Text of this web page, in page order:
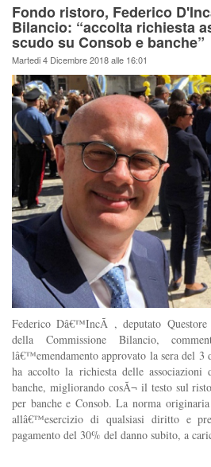
Fondo ristoro, Federico
Bilancio: “accolta richiesta
scudo su Consob e banche”
Martedi 4 Dicembre 2018 alle 16:01
Federico Dâ€™IncÃ , deputato Questore
della Commissione Bilancio,
lâ€™emendamento approvato la sera del 3
ha accolto la richiesta delle
banche, migliorando cosÃ¬ il testo sul
per banche e Consob. La norma
allâ€™esercizio di qualsiasi diritto e
pagamento del 30% del danno subito, a